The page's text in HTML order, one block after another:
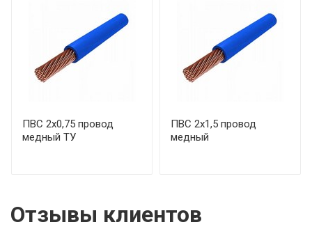
ПВС 2х0,75 провод
медный ТУ
ПВС 2х1,5 провод
медный
Отзывы клиентов